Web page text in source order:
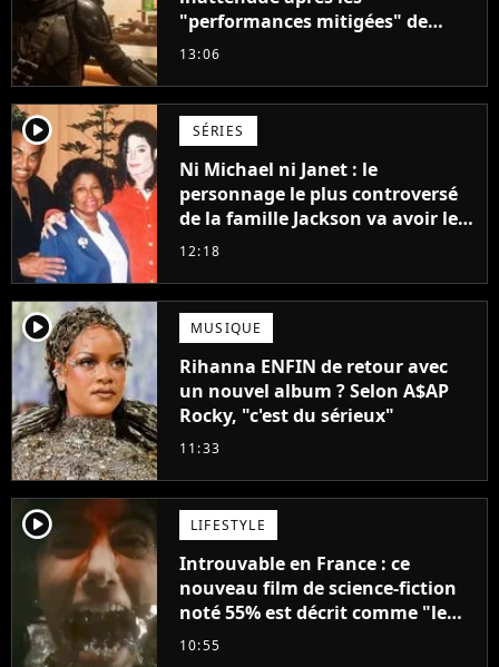
"performances mitigées" de
Vaiana et The Mandalorian &
13:06
player2 SÉRIES
Ni Michael ni Janet : le
personnage le plus controversé
de la famille Jackson va avoir le
droit à sa propre série
12:18
player2 MUSIQUE
Rihanna ENFIN de retour avec
un nouvel album ? Selon A$AP
Rocky, "c'est du sérieux"
11:33
player2 LIFESTYLE
Introuvable en France : ce
nouveau film de science-fiction
noté 55% est décrit comme "le
plus stupide de l'année"
10:55